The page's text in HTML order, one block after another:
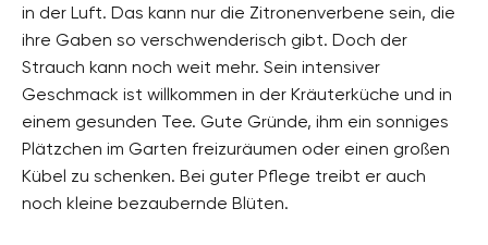
Standort
Halbschatten, Sonnig
Blütezeit
Wuchsform
aufrecht, buschig, mehrjährig
in der Luft. Das kann nur die Zitronenverbene sein, die
ihre Gaben so verschwenderisch gibt. Doch der
Strauch kann noch weit mehr. Sein intensiver
Geschmack ist willkommen in der Kräuterküche und in
einem gesunden Tee. Gute Gründe, ihm ein sonniges
Plätzchen im Garten freizuräumen oder einen großen
Kübel zu schenken. Bei guter Pflege treibt er auch
noch kleine bezaubernde Blüten.